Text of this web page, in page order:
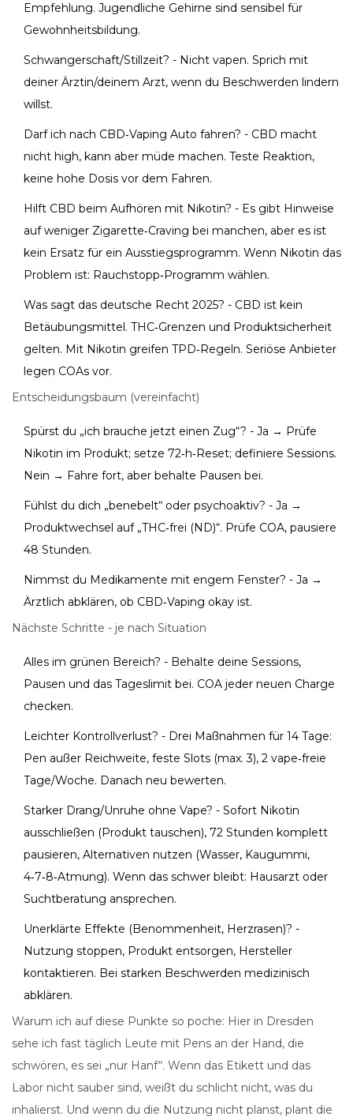
Empfehlung. Jugendliche Gehirne sind sensibel für
Gewohnheitsbildung.
Schwangerschaft/Stillzeit? - Nicht vapen. Sprich mit
deiner Ärztin/deinem Arzt, wenn du Beschwerden lindern
willst.
Darf ich nach CBD‑Vaping Auto fahren? - CBD macht
nicht high, kann aber müde machen. Teste Reaktion,
keine hohe Dosis vor dem Fahren.
Hilft CBD beim Aufhören mit Nikotin? - Es gibt Hinweise
auf weniger Zigarette‑Craving bei manchen, aber es ist
kein Ersatz für ein Ausstiegsprogramm. Wenn Nikotin das
Problem ist: Rauchstopp‑Programm wählen.
Was sagt das deutsche Recht 2025? - CBD ist kein
Betäubungsmittel. THC‑Grenzen und Produktsicherheit
gelten. Mit Nikotin greifen TPD‑Regeln. Seriöse Anbieter
legen COAs vor.
Entscheidungsbaum (vereinfacht)
Spürst du „ich brauche jetzt einen Zug“? - Ja → Prüfe
Nikotin im Produkt; setze 72‑h‑Reset; definiere Sessions.
Nein → Fahre fort, aber behalte Pausen bei.
Fühlst du dich „benebelt“ oder psychoaktiv? - Ja →
Produktwechsel auf „THC‑frei (ND)“. Prüfe COA, pausiere
48 Stunden.
Nimmst du Medikamente mit engem Fenster? - Ja →
Ärztlich abklären, ob CBD‑Vaping okay ist.
Nächste Schritte - je nach Situation
Alles im grünen Bereich? - Behalte deine Sessions,
Pausen und das Tageslimit bei. COA jeder neuen Charge
checken.
Leichter Kontrollverlust? - Drei Maßnahmen für 14 Tage:
Pen außer Reichweite, feste Slots (max. 3), 2 vape‑freie
Tage/Woche. Danach neu bewerten.
Starker Drang/Unruhe ohne Vape? - Sofort Nikotin
ausschließen (Produkt tauschen), 72 Stunden komplett
pausieren, Alternativen nutzen (Wasser, Kaugummi,
4‑7‑8‑Atmung). Wenn das schwer bleibt: Hausarzt oder
Suchtberatung ansprechen.
Unerklärte Effekte (Benommenheit, Herzrasen)? -
Nutzung stoppen, Produkt entsorgen, Hersteller
kontaktieren. Bei starken Beschwerden medizinisch
abklären.
Warum ich auf diese Punkte so poche: Hier in Dresden
sehe ich fast täglich Leute mit Pens an der Hand, die
schwören, es sei „nur Hanf“. Wenn das Etikett und das
Labor nicht sauber sind, weißt du schlicht nicht, was du
inhalierst. Und wenn du die Nutzung nicht planst, plant die